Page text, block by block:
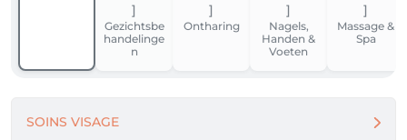
Gezichtsbe
handelinge
n
Ontharing
Nagels,
Handen &
Voeten
Massage &
Spa
SOINS VISAGE